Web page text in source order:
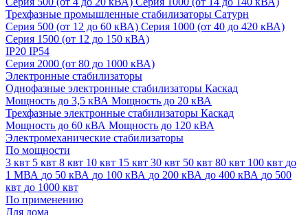
Трехфазные промышленные стабилизаторы Сатурн
Cерия 500 (от 12 до 60 кВА) Серия 1000 (от 40 до 420 кВА)
Серия 1500 (от 12 до 150 кВА)
IP20 IP54
Серия 2000 (от 80 до 1000 кВА)
Электронные стабилизаторы
Однофазные электронные стабилизаторы Каскад
Мощность до 3,5 кВА Мощность до 20 кВА
Трехфазные электронные стабилизаторы Каскад
Мощность до 60 кВА Мощность до 120 кВА
Электромеханические стабилизаторы
По мощности
3 квт 5 квт 8 квт 10 квт 15 квт 30 квт 50 квт 80 квт 100 квт до
1 МВА до 50 кВА до 100 кВА до 200 кВА до 400 кВА до 500
квт до 1000 квт
По применению
Для дома